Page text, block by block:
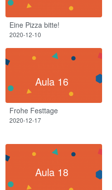
Eine Pizza bitte!
2020-12-10
Aula 16
Frohe Festtage
2020-12-17
Aula 18